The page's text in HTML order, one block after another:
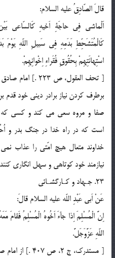
قالَ الصّادِقُ عليه السلام:
اَلْماشى فِى حاجَةِ اَخيهِ كَالسّاعى
كَالْمُتَشَحِّطِ بَدَمِهِ فِى سَبيلِ اللّهِ يَوْمَ
اسْتِهانَتِهِمْ بِحُقُوقِ فُقَراءِ اِخْوانِهِمْ.
[ تحف العقول، ص
برطرف كردن نياز برادر دينى خود
صفا و مروه سعى مى كند و كسى كه
است كه در راه خدا در جنگ بدر و
خداوند متعال هيچ امّتى را عذاب
نيازمند خود كوتاهى و سهل انگارى
23. جـهاد و كـارگشـائى
عَنْ اَبى عَبْدِ اللّه عليه السلام قالَ:
اِنَّ الْمُسْلِمَ اِذا جآءَ اَخُوهُ الْمُسْلِمُ
اللّهِ عَزَّوَجَلَّ.
[ مستدرك، ج